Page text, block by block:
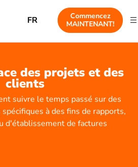
FR
Commencez
MAINTENANT!
des projets et des
clients
suivre le temps passé sur des
à des fins de rapports,
d'établissement de factures